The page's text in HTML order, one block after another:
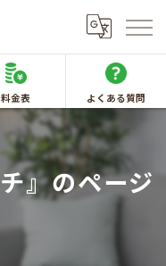
料金表 よくある質問
』のページ